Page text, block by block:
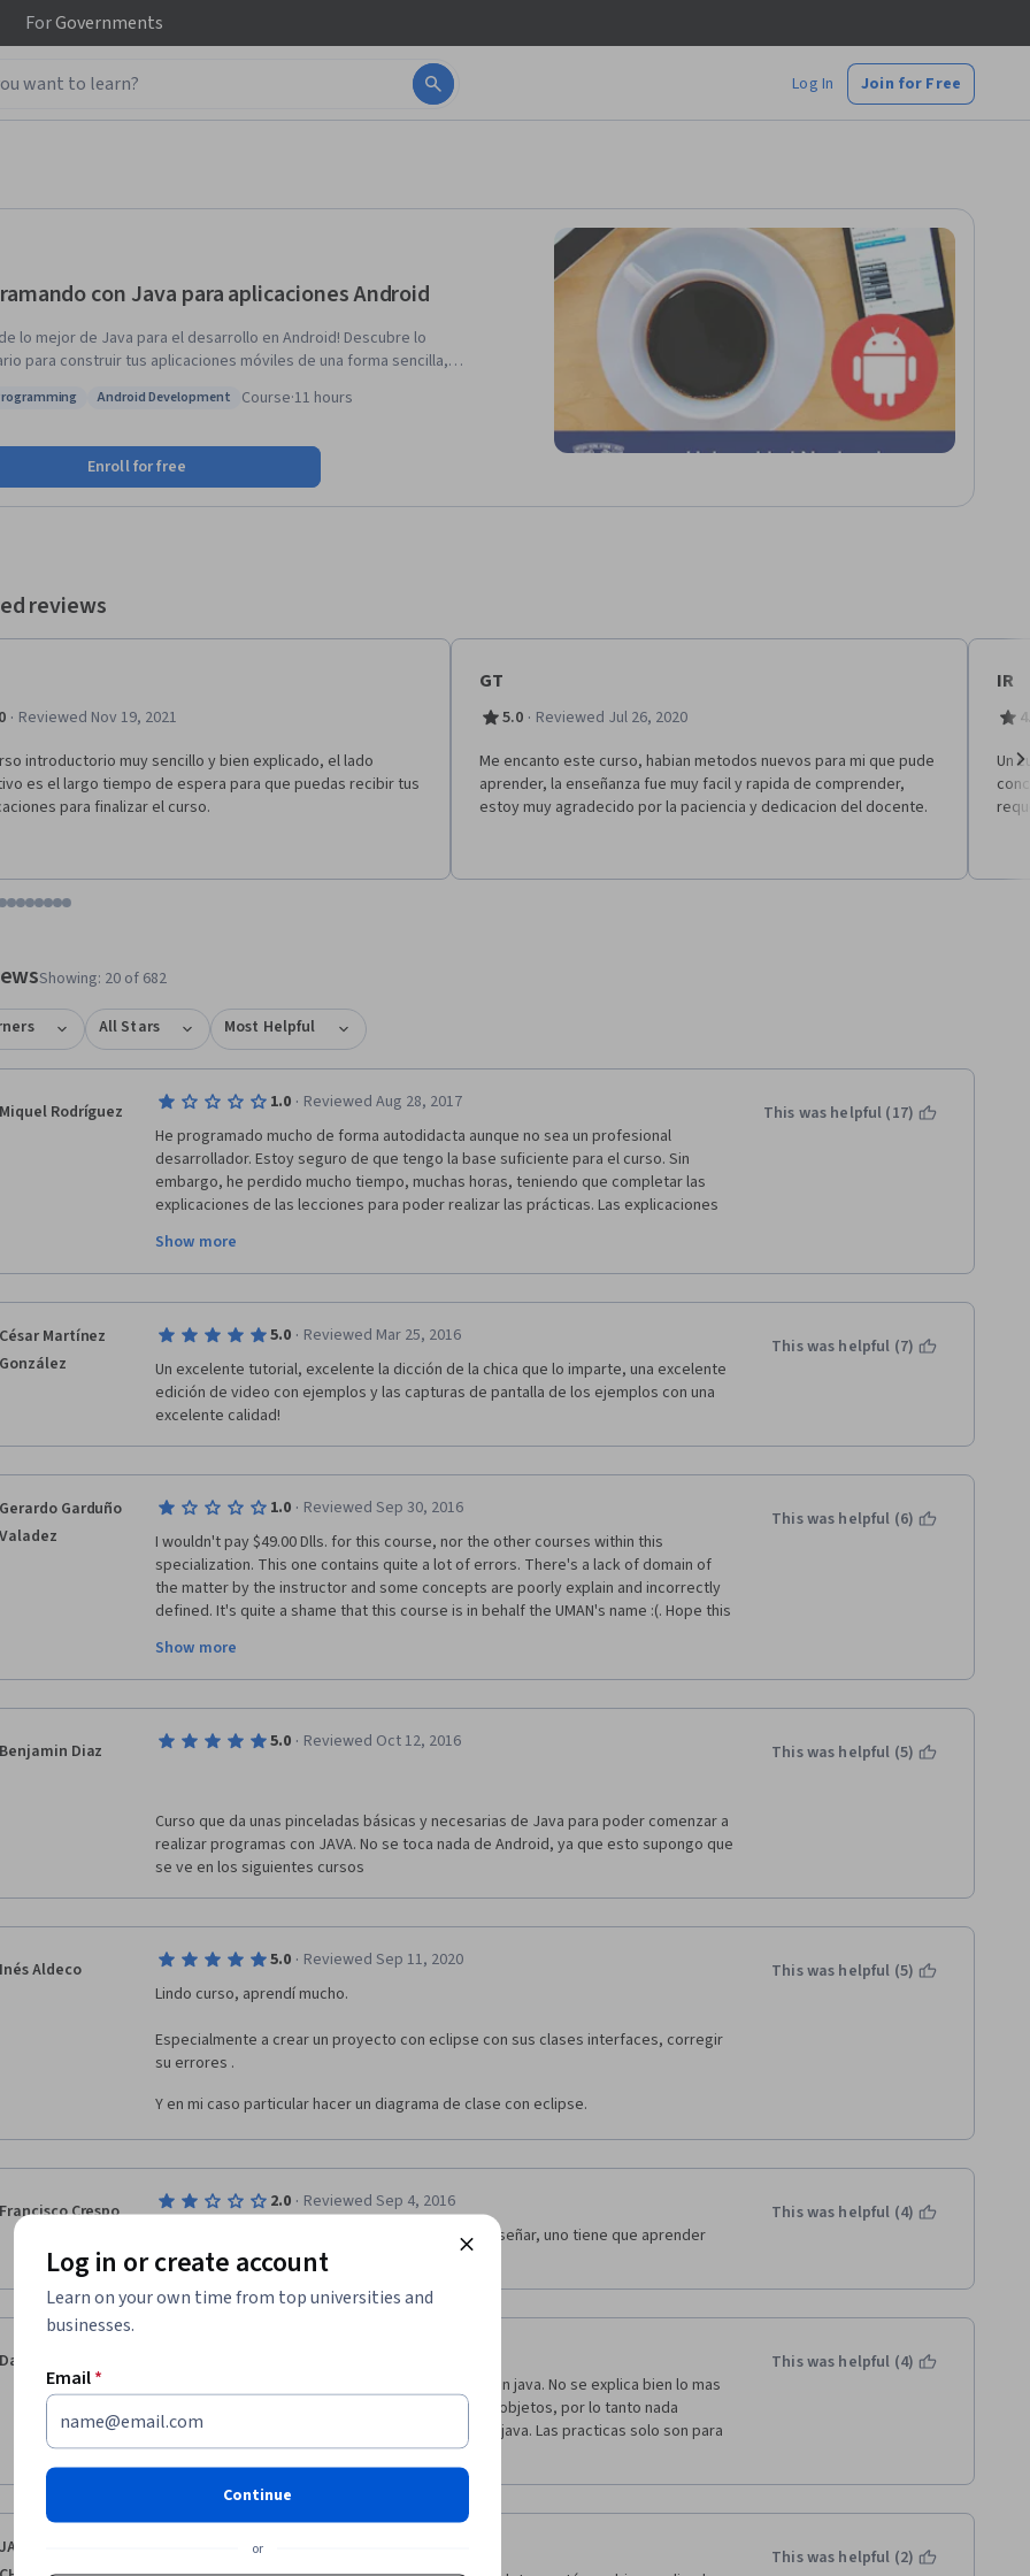
ForGovernments
Log In Join for Free
con Java para aplicaciones Android
lo mejor de Java para el desarrollo en Android! Descubre lo
para construir tus aplicaciones móviles de una forma sencilla,
Mundo y practicarás la programación orientada a objetos.
Java ProgrammingStatus: Android Development
Android Development Course·11 hours
Enroll for free
reviews
· Reviewed Nov 19, 2021
introductorio muy sencillo y bien explicado, el lado
es el largo tiempo de espera para que puedas recibir tus
para finalizar el curso.
GT
5.0 · Reviewed Jul 26, 2020
Me encanto este curso, habian metodos nuevos para mi que pude
aprender, la enseñanza fue muy facil y rapida de comprender,
estoy muy agradecido por la paciencia y dedicacion del docente.
IR
Un
1
item 2
to item 3
to item 4
Go to item 5
Go to item 6
Go to item 7
Go to item 8
Go to item 9
Go to item 10
Go to item 11
Go to item 12
Showing: 20 of 682
All Stars Most Helpful
Miquel Rodríguez 1.0 · Reviewed Aug 28, 2017
He programado mucho de forma autodidacta aunque no sea un profesional
desarrollador. Estoy seguro de que tengo la base suficiente para el curso. Sin
embargo, he perdido mucho tiempo, muchas horas, teniendo que completar las
explicaciones de las lecciones para poder realizar las prácticas. Las explicaciones
código mostrado es muy básico, para conceptos muy simples, muy alejado del
necesario para los ejercicios.
código mostrado en las lecciones se ahorraría mucho ir delante y atrás en el vídeo
para consultar los ejemplos.
Entiendo perfectamente que es bueno que el alumno tenga que investigar y
buscar información para completar las lecciones, pero costaría poco y ahorraría
mucho tiempo incluir en cada lección unas pocas referencias a capítulos o páginas
del libro recomendado o, más fácil, enlaces a webs donde encontrar ejemplos y
más información.
Tampoco entiendo que la única corrección de los ejercicios la realicemos los
alumnos exclusivamente. Lo lógico es que un docente / tutor completase la
corrección con comentarios y recomendaciones. Sólo se llega a saber de la
docente por los vídeos. Nunca ha aparecido en ningún comentario o foro.
Finalmente, los criterios de puntuación son todo o nada sin matices. Si un
máxima por muy ineficiente que sea. La misma que un programa breve y eficiente.
Lo mismo ocurre con otros criterios de corrección.
Lo siento. Espero que sirvan para algo estos comentarios.
Show more
This was helpful (17)
César Martínez
González
5.0 · Reviewed Mar 25, 2016
Un excelente tutorial, excelente la dicción de la chica que lo imparte, una excelente
edición de video con ejemplos y las capturas de pantalla de los ejemplos con una
excelente calidad!
This was helpful (7)
Gerardo Garduño
Valadez
1.0 · Reviewed Sep 30, 2016
I wouldn't pay $49.00 Dlls. for this course, nor the other courses within this
specialization. This one contains quite a lot of errors. There's a lack of domain of
the matter by the instructor and some concepts are poorly explain and incorrectly
defined. It's quite a shame that this course is in behalf the UMAN's name :(. Hope this
Show more
This was helpful (6)
Benjamin Diaz 5.0 · Reviewed Oct 12, 2016
Curso que da unas pinceladas básicas y necesarias de Java para poder comenzar a
realizar programas con JAVA. No se toca nada de Android, ya que esto supongo que
se ve en los siguientes cursos
This was helpful (5)
Inés Aldeco 5.0 · Reviewed Sep 11, 2020
Lindo curso, aprendí mucho.
Especialmente a crear un proyecto con eclipse con sus clases interfaces, corregir
su errores .
Y en mi caso particular hacer un diagrama de clase con eclipse.
This was helpful (5)
Francisco Crespo 2.0 · Reviewed Sep 4, 2016
La instructora deja mucho que desear, no sabe enseñar, uno tiene que aprender
desde otros medios...una pena. Ojala mejore
This was helpful (4)
Danielrp
Es un curso para gente que ya tenga experiencia en java. No se explica bien lo mas
importante de java que es el concepto de clase y objetos, por lo tanto nada
recomendable para gente que se quiera iniciar en java. Las practicas solo son para
los que pagan, este curso no es gratis.
This was helpful (4)
JAVIER SEPULVEDA
This was helpful (2)
Log in or create account
Learn on your own time from top universities and
businesses.
Email*
Continue
or